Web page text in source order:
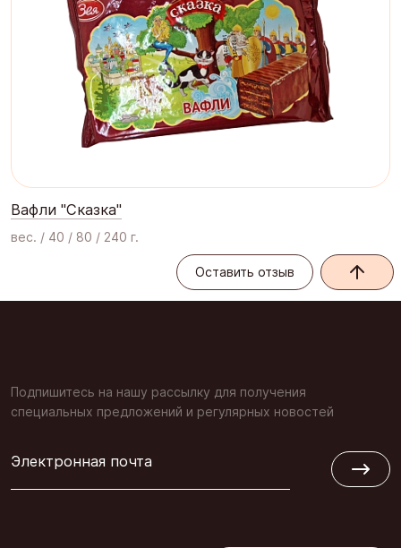
Вафли "Сказка"
вес. / 40 / 80 / 240 г.
Оставить отзыв
Подпишитесь на нашу рассылку для получения
специальных предложений и регулярных новостей
Электронная почта